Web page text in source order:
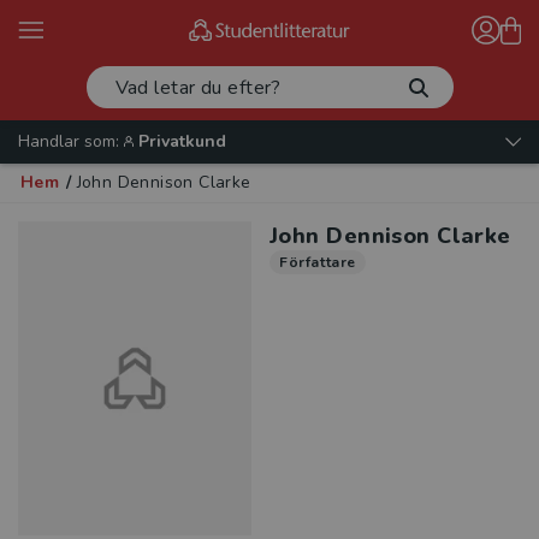
Handlar som:
Privatkund
Hem / John Dennison Clarke
John Dennison Clarke
Författare